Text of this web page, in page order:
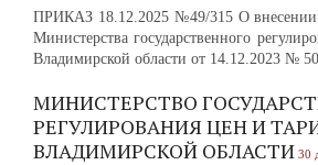
ПРИКАЗ 18.12.2025 №49/315 О внесении
Министерства государственного
Владимирской области от 14.12.2023 №
МИНИСТЕРСТВО
РЕГУЛИРОВАНИЯ ЦЕН И
ВЛАДИМИРСКОЙ ОБЛАСТИ 30